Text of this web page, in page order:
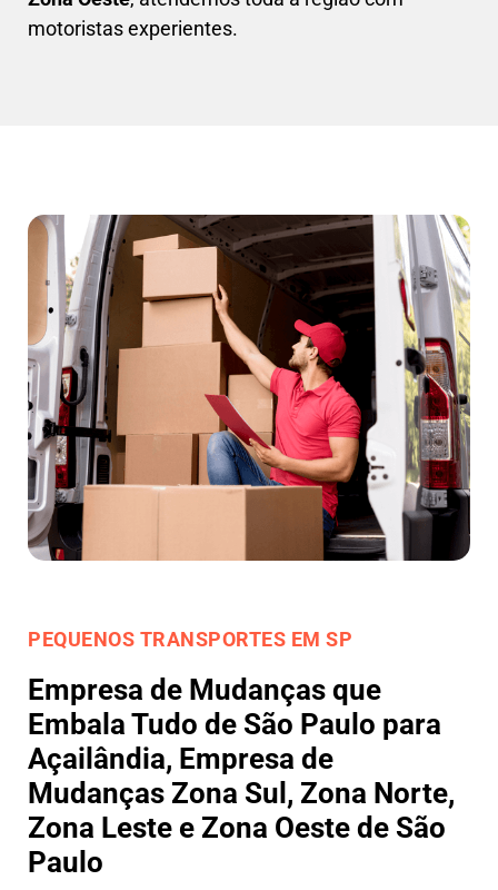
motoristas experientes.
PEQUENOS TRANSPORTES EM SP
Empresa de Mudanças que
Embala Tudo de São Paulo para
Açailândia, Empresa de
Mudanças Zona Sul, Zona Norte,
Zona Leste e Zona Oeste de São
Paulo